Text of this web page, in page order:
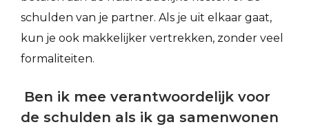
schulden van je partner. Als je uit elkaar gaat,
kun je ook makkelijker vertrekken, zonder veel
formaliteiten.
Ben ik mee verantwoordelijk voor
de schulden als ik ga samenwonen